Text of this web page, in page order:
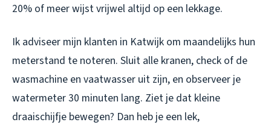
20% of meer wijst vrijwel altijd op een lekkage.
Ik adviseer mijn klanten in Katwijk om maandelijks hun
meterstand te noteren. Sluit alle kranen, check of de
wasmachine en vaatwasser uit zijn, en observeer je
watermeter 30 minuten lang. Ziet je dat kleine
draaischijfje bewegen? Dan heb je een lek,